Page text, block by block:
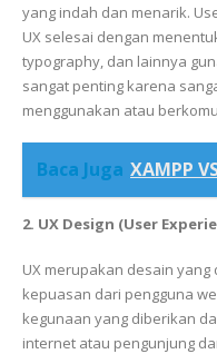
yang indah dan menarik.
UX selesai dengan
typography, dan lainnya
sangat penting karena
menggunakan atau
Baca Juga XAMPP
2. UX Design (User
UX merupakan desain
kepuasan dari pengguna
kegunaan yang diberikan
internet atau pengunjung